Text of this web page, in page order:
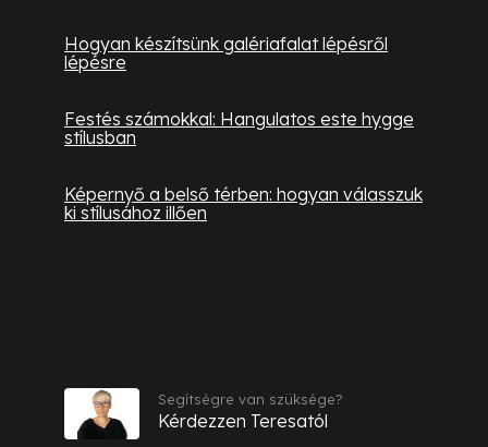
Hogyan készítsünk galériafalat lépésről
lépésre
Festés számokkal: Hangulatos este hygge
stílusban
Képernyő a belső térben: hogyan válasszuk
ki stílusához illően
Segítségre van szüksége?
Kérdezzen Teresatól